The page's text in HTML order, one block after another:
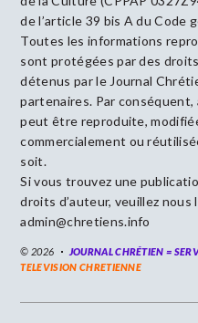
de l’article 39 bis A du Code
Toutes les informations
sont protégées par des
détenus par le Journal
partenaires. Par
peut être reproduite,
commercialement ou
soit.
Si vous trouvez une
droits d’auteur, veuillez nous
admin@chretiens.info
© 2026 JOURNAL CHRÉTIEN =
TELEVISION CHRETIENNE